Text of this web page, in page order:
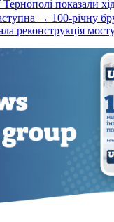
показали
→ 100-річну
реконструкція